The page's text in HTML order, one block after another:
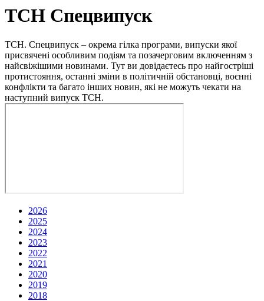
ТСН Спецвипуск
ТСН. Спецвипуск – окрема гілка програми, випуски якої
присвячені особливим подіям та позачерговим включенням з
найсвіжішими новинами. Тут ви довідаєтесь про найгостріші
протистояння, останні зміни в політичній обстановці, воєнні
конфлікти та багато інших новин, які не можуть чекати на
наступний випуск ТСН.
2026
2025
2024
2023
2022
2021
2020
2019
2018